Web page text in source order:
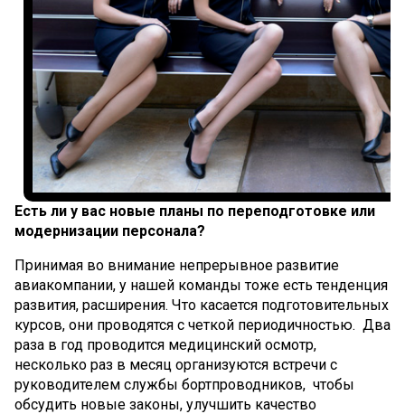
Есть ли у вас новые планы по переподготовке или
модернизации персонала?
Принимая во внимание непрерывное развитие
авиакомпании, у нашей команды тоже есть тенденция
развития, расширения. Что касается подготовительных
курсов, они проводятся с четкой периодичностью. Два
раза в год проводится медицинский осмотр,
несколько раз в месяц организуются встречи с
руководителем службы бортпроводников, чтобы
обсудить новые законы, улучшить качество